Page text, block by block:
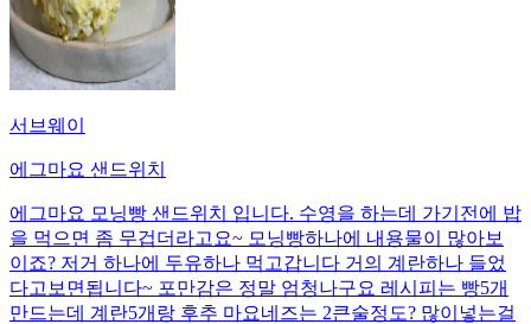
서브웨이
에그마요 샌드위치
에그마요 모닝빵 샌드위치 입니다. 수영을 하는데 가기전에 밥
을 먹으면 좀 무겁더라고요~ 모닝빵하나에 내용물이 많아보
이죠? 저거 하나에 두유하나 먹고갑니다 거의 계란하나 들었
다고보면됩니다~ 포만감은 정말 엄청나구요 레시피는 빵5개
만드는데 계란5개랑 후추 마요네즈는 2큰술정도? 많이넣는걸